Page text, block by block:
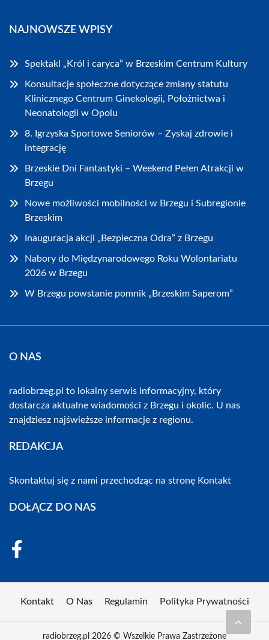
NAJNOWSZE WPISY
Spektakl „Król i caryca” w Brzeskim Centrum Kultury
Konsultacje społeczne dotyczące zmiany statutu
Klinicznego Centrum Ginekologii, Położnictwa i
Neonatologii w Opolu
8. Igrzyska Sportowe Seniorów – Zyskaj zdrowie i
integrację
Brzeskie Dni Fantastyki – Weekend Pełen Atrakcji w
Brzegu
Nowe możliwości mobilności w Brzegu i Subregionie
Brzeskim
Inauguracja akcji „Bezpieczna Odra” z Brzegu
Nabory do Międzynarodowego Roku Wolontariatu
2026 w Brzegu
W Brzegu powstanie pomnik „Brzeskim Saperom”
O NAS
radiobrzeg.pl to lokalny serwis informacyjny, który
dostarcza aktualne wiadomości z Brzegu i okolic. U nas
znajdziesz najświeższe informacje z regionu.
REDAKCJA
Skontaktuj się z nami przechodząc na stronę Kontakt
DOŁĄCZ DO NAS
Kontakt O Nas Regulamin Polityka Prywatności
radiobrzeg.pl 2026 © Wszelkie Prawa Zastrzeżone